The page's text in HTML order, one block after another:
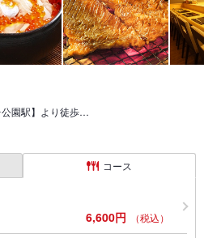
園駅】より徒歩…
コース
6,600円 （税込）